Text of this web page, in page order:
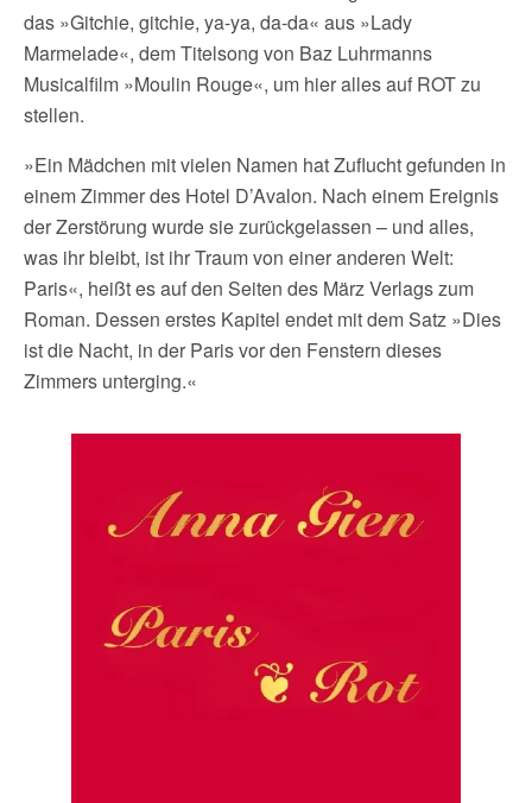
das »Gitchie, gitchie, ya-ya, da-da« aus »Lady
Marmelade«, dem Titelsong von Baz Luhrmanns
Musicalfilm »Moulin Rouge«, um hier alles auf ROT zu
stellen.
»Ein Mädchen mit vielen Namen hat Zuflucht gefunden in
einem Zimmer des Hotel D’Avalon. Nach einem Ereignis
der Zerstörung wurde sie zurückgelassen – und alles,
was ihr bleibt, ist ihr Traum von einer anderen Welt:
Paris«, heißt es auf den Seiten des März Verlags zum
Roman. Dessen erstes Kapitel endet mit dem Satz »Dies
ist die Nacht, in der Paris vor den Fenstern dieses
Zimmers unterging.«